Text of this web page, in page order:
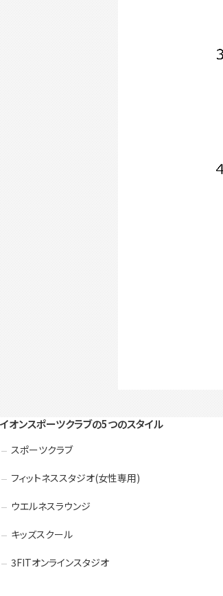
イオンスポーツクラブの5つのスタイル
スポーツクラブ
フィットネススタジオ(女性専用)
ウエルネスラウンジ
キッズスクール
3FITオンラインスタジオ